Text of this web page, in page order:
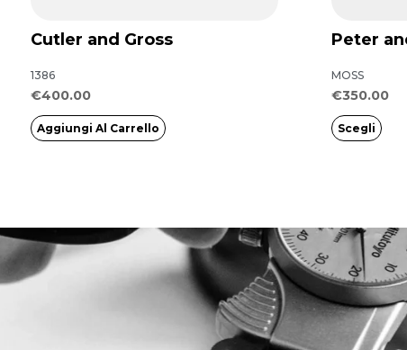
Cutler and Gross
1386
€400.00
Aggiungi Al Carrello
Peter
MOSS
€350.00
Scegli
possono
scelte
pagina